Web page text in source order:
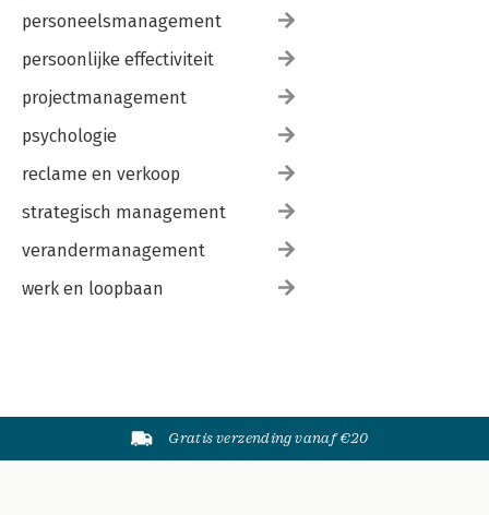
personeelsmanagement
persoonlijke effectiviteit
projectmanagement
psychologie
reclame en verkoop
strategisch management
verandermanagement
werk en loopbaan
Gratis verzending vanaf €20